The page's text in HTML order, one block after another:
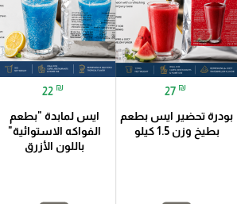
27 ₪
بودرة تحضير ايس بطعم
بطيخ وزن 1.5 كيلو
22 ₪
ايس لمابدة "بطعم
الفواكه الاستوائية"
باللون الأزرق